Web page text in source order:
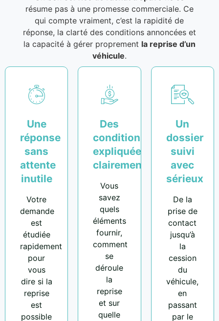
résume pas à une promesse commerciale. Ce
qui compte vraiment, c’est la rapidité de
réponse, la clarté des conditions annoncées et
la capacité à gérer proprement la reprise d’un
véhicule.
Une
réponse
sans
attente
inutile
Votre
demande
est
étudiée
rapidement
pour
vous
dire si la
reprise
est
possible
Des
conditions
expliquées
clairement
Vous
savez
quels
éléments
fournir,
comment
se
déroule
la
reprise
et sur
quelle
Un
dossier
suivi
avec
sérieux
De la
prise de
contact
jusqu’à
la
cession
du
véhicule,
en
passant
par le